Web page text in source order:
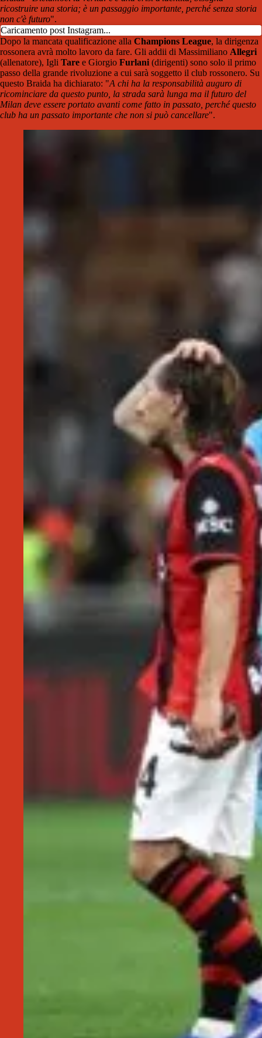
ricostruire una storia; è un passaggio importante, perché senza storia
non c'è futuro".
Caricamento post Instagram...
Dopo la mancata qualificazione alla Champions League, la dirigenza
rossonera avrà molto lavoro da fare. Gli addii di Massimiliano Allegri
(allenatore), Igli Tare e Giorgio Furlani (dirigenti) sono solo il primo
passo della grande rivoluzione a cui sarà soggetto il club rossonero. Su
questo Braida ha dichiarato: "A chi ha la responsabilità auguro di
ricominciare da questo punto, la strada sarà lunga ma il futuro del
Milan deve essere portato avanti come fatto in passato, perché questo
club ha un passato importante che non si può cancellare".